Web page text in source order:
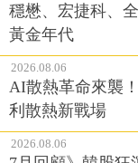
穩懋、宏捷科、
黃金年代
2026.08.06
AI散熱革命來襲
利散熱新戰場
2026.08.06